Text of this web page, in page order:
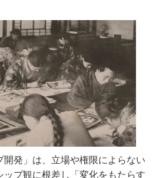
発」は、立場や権限によらない
プ観に根差し「変化をもたらす